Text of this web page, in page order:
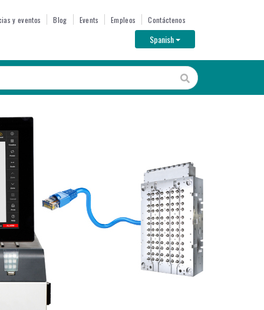
y eventos Blog Events Empleos Contáctenos
SpanishToggle Dropdown